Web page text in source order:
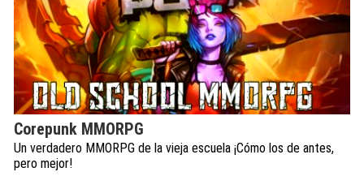
Corepunk MMORPG
Un verdadero MMORPG de la vieja escuela ¡Cómo los de antes,
pero mejor!